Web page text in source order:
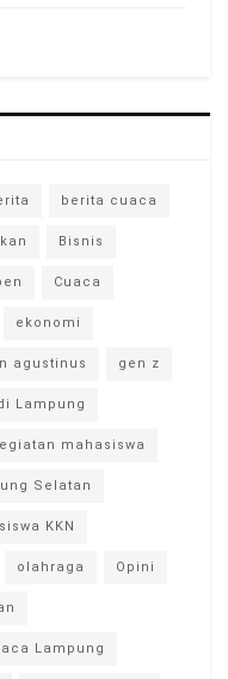
berita cuaca
Bisnis
Cuaca
ekonomi
agustinus gen z
Lampung
mahasiswa
Selatan
KKN
olahraga Opini
Lampung